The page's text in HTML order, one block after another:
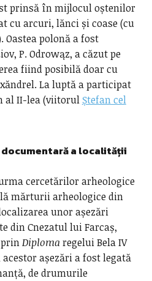
prinsă în mijlocul oștenilor
cu arcuri, lănci și coase (cu
Oastea polonă a fost
P. Odrowąz, a căzut pe
fiind posibilă doar cu
La luptă a participat
al II-lea (viitorul Ștefan cel
documentară a localității
cercetărilor arheologice
mărturii arheologice din
unor așezări
din Cnezatul lui Farcaș,
Diploma regelui Bela IV
așezări a fost legată
de drumurile